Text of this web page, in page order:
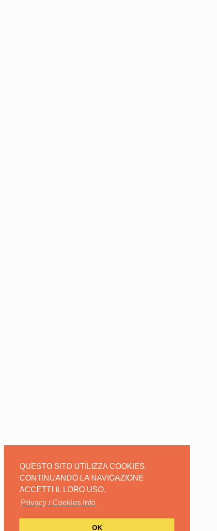
QUESTO SITO UTILIZZA COOKIES.
CONTINUANDO LA NAVIGAZIONE
ACCETTI IL LORO USO.
Privacy / Cookies Info
OK